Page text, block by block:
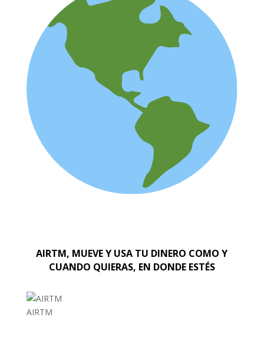
AIRTM, MUEVE Y USA TU DINERO COMO Y
CUANDO QUIERAS, EN DONDE ESTÉS
AIRTM